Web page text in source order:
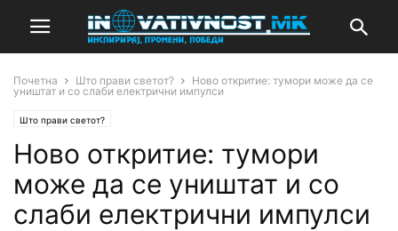
Почетна Што прави светот?
Ново откритие: тумори може да се
уништат и со слаби електрични импулси
Што прави светот?
Ново откритие: тумори
може да се уништат и со
слаби електрични импулси